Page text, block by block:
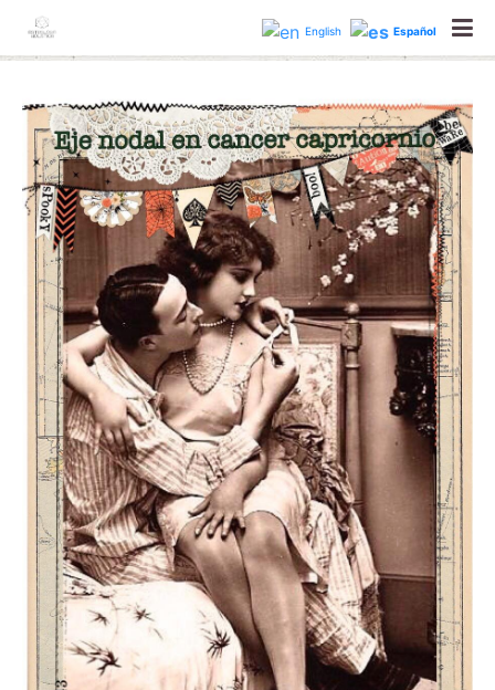
astrologiaholisticabcn
English Español